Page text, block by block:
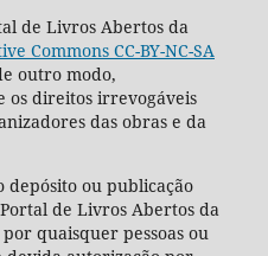
de Livros Abertos da
Commons CC-BY-NC-SA
outro modo,
os direitos irrevogáveis
das obras e da
depósito ou publicação
de Livros Abertos da
quaisquer pessoas ou